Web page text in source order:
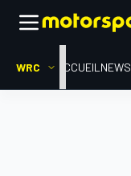
WRC ACCUEIL NEWS